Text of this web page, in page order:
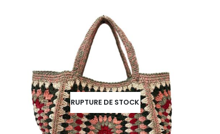
RUPTURE DE STOCK